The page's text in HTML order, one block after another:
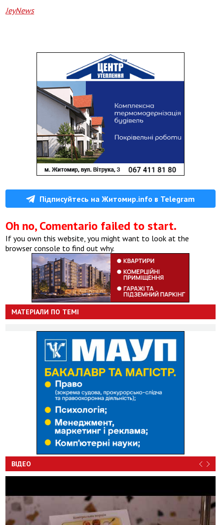
JeyNews
Підписуйтесь на Житомир.info в Telegram
Oh no, Comentario failed to start.
If you own this website, you might want to look at the
browser console to find out why.
МАТЕРІАЛИ ПО ТЕМІ
ВІДЕО